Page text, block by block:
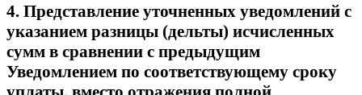
4. Представление уточненных уведомлений с
указанием разницы (дельты) исчисленных
сумм в сравнении с предыдущим
Уведомлением по соответствующему сроку